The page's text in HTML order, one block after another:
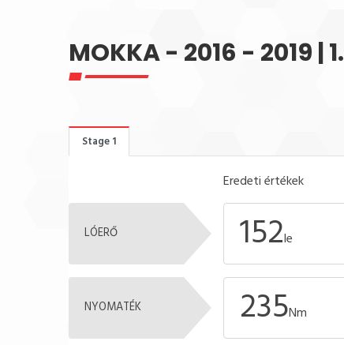
MOKKA - 2016 - 2019 |
Stage 1
Eredeti értékek
LÓERŐ 152le
NYOMATÉK 235Nm